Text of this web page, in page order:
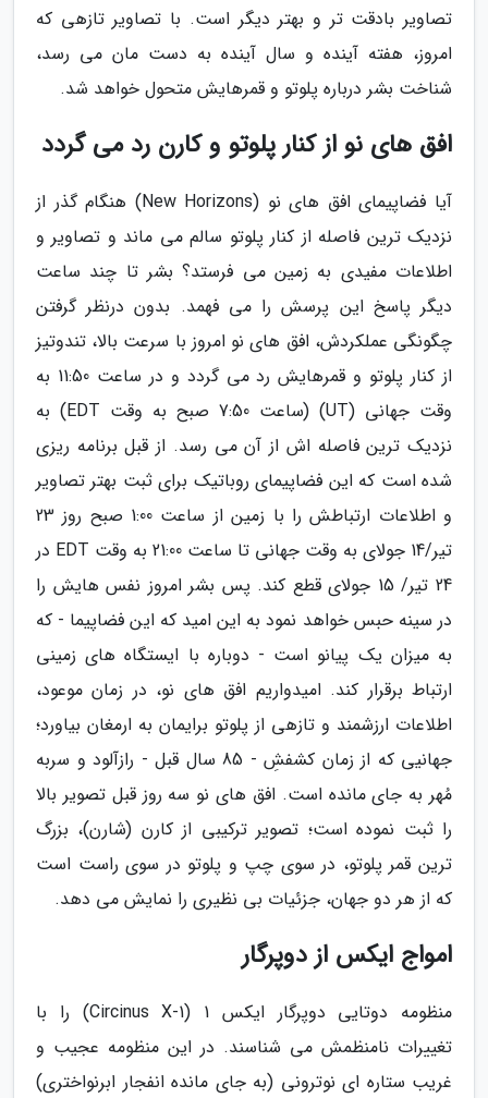
تصاویر بادقت تر و بهتر دیگر است. با تصاویر تازهی که
امروز، هفته آینده و سال آینده به دست مان می رسد،
شناخت بشر درباره پلوتو و قمرهایش متحول خواهد شد.
افق های نو از کنار پلوتو و کارن رد می گردد
آیا فضاپیمای افق های نو (New Horizons) هنگام گذر از
نزدیک ترین فاصله از کنار پلوتو سالم می ماند و تصاویر و
اطلاعات مفیدی به زمین می فرستد؟ بشر تا چند ساعت
دیگر پاسخ این پرسش را می فهمد. بدون درنظر گرفتن
چگونگی عملکردش، افق های نو امروز با سرعت بالا، تندوتیز
از کنار پلوتو و قمرهایش رد می گردد و در ساعت 11:50 به
وقت جهانی (UT) (ساعت 7:50 صبح به وقت EDT) به
نزدیک ترین فاصله اش از آن می رسد. از قبل برنامه ریزی
شده است که این فضاپیمای روباتیک برای ثبت بهتر تصاویر
و اطلاعات ارتباطش را با زمین از ساعت 1:00 صبح روز 23
تیر/14 جولای به وقت جهانی تا ساعت 21:00 به وقت EDT در
24 تیر/ 15 جولای قطع کند. پس بشر امروز نفس هایش را
در سینه حبس خواهد نمود به این امید که این فضاپیما - که
به میزان یک پیانو است - دوباره با ایستگاه های زمینی
ارتباط برقرار کند. امیدواریم افق های نو، در زمان موعود،
اطلاعات ارزشمند و تازهی از پلوتو برایمان به ارمغان بیاورد؛
جهانیی که از زمان کشفشِ - 85 سال قبل - رازآلود و سربه
مُهر به جای مانده است. افق های نو سه روز قبل تصویر بالا
را ثبت نموده است؛ تصویر ترکیبی از کارن (شارن)، بزرگ
ترین قمر پلوتو، در سوی چپ و پلوتو در سوی راست است
که از هر دو جهان، جزئیات بی نظیری را نمایش می دهد.
امواج ایکس از دوپرگار
منظومه دوتایی دوپرگار ایکس 1 (Circinus X-1) را با
تغییرات نامنظمش می شناسند. در این منظومه عجیب و
غریب ستاره ای نوترونی (به جای مانده انفجار ابرنواختری)